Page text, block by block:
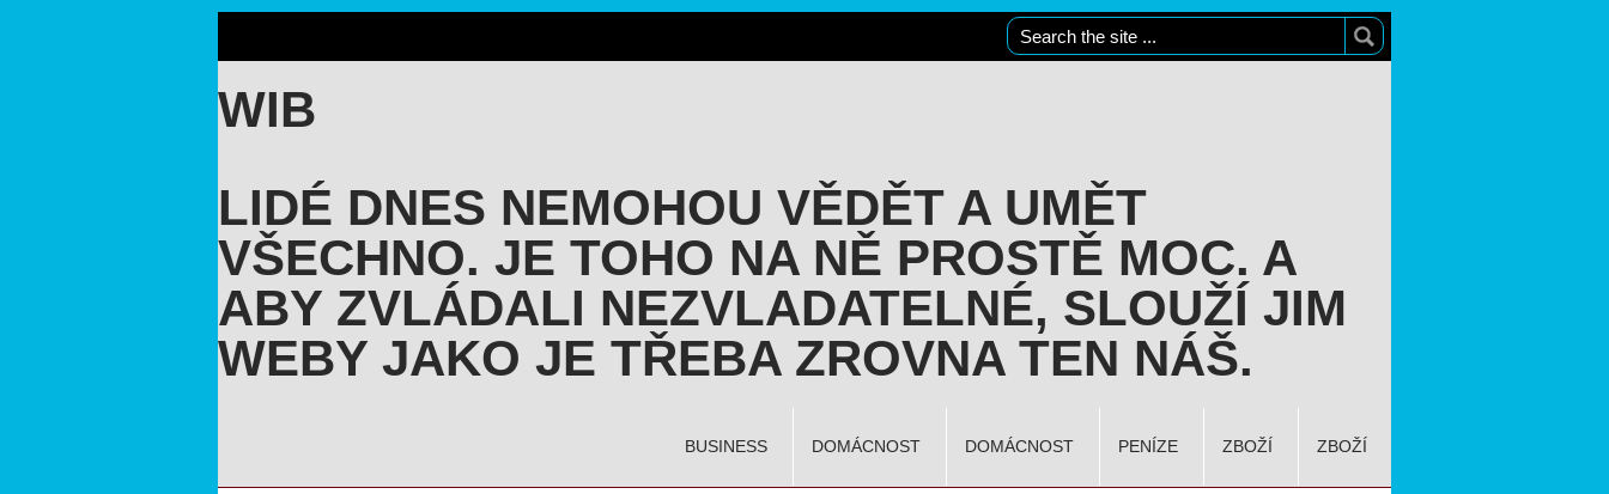
WIB
LIDÉ DNES NEMOHOU VĚDĚT A UMĚT
VŠECHNO. JE TOHO NA NĚ PROSTĚ MOC. A
ABY ZVLÁDALI NEZVLADATELNÉ, SLOUŽÍ JIM
WEBY JAKO JE TŘEBA ZROVNA TEN NÁŠ.
BUSINESS DOMÁCNOST DOMÁCNOST PENÍZE ZBOŽÍ ZBOŽÍ